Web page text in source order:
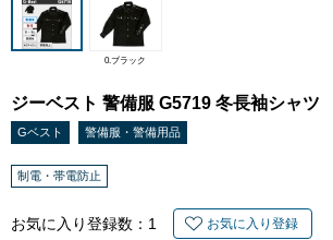
0.ブラック
ジーベスト 警備服 G5719 冬長袖シャツ
Gベスト 警備服・警備用品
制電・帯電防止
お気に入り登録数： 1 お気に入り登録